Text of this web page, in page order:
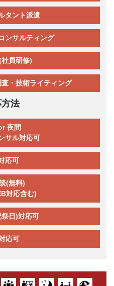
タント派遣
ンサルティング
員研修)
・技術ライティング
法
夜間
サル対応可
応可
(無料)
対応含む)
日)対応可
応可